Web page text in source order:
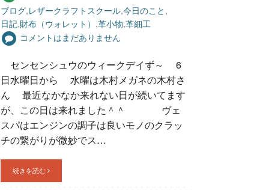
ブログ,レザークラフトスクール,今日のこと ,
日記,財布（ウォレット） ,革小物,革細工
コメントはまだありません
センセンシュウのウィークデイず～ 6
日水曜日から 水曜は木村メガネの木村さ
ん 最近なかなか来れない日が続いてます
が、この日は来れました＾＾ ヴェ
スパはエンジンの調子は良いモノのクラッ
チの繋がりが微妙でス…
続きを読む